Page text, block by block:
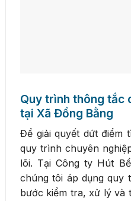
Quy trình thông tắc
tại Xã Đồng Bằng
Để giải quyết dứt điểm
quy trình chuyên
lõi. Tại Công ty Hút
chúng tôi áp dụng quy
bước kiểm tra, xử lý và